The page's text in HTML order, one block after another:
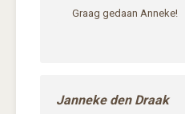
Graag gedaan Anneke!
Janneke den Draak